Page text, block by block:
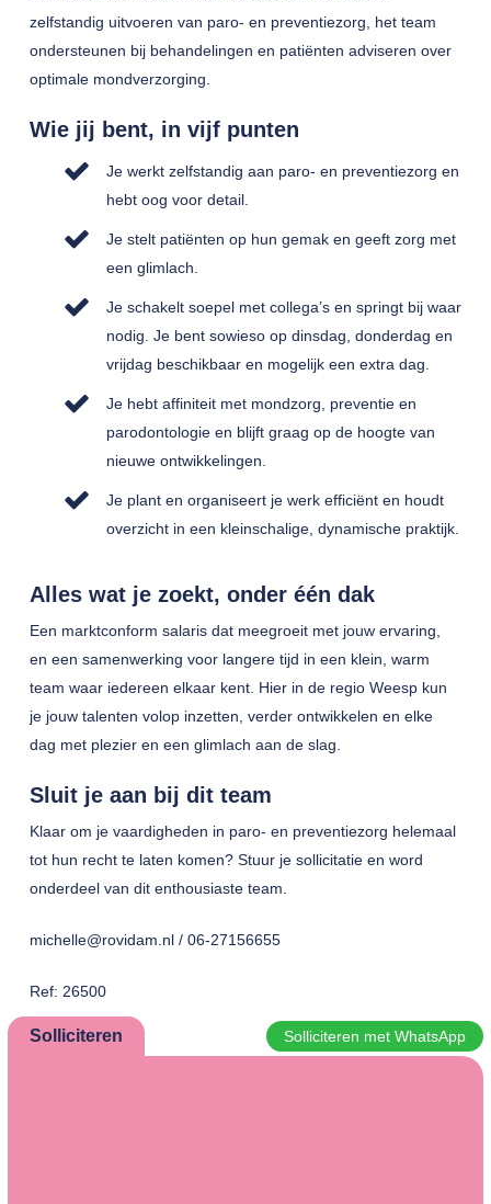
zelfstandig uitvoeren van paro- en preventiezorg, het team
ondersteunen bij behandelingen en patiënten adviseren over
optimale mondverzorging.
Wie jij bent, in vijf punten
Je werkt zelfstandig aan paro- en preventiezorg en
hebt oog voor detail.
Je stelt patiënten op hun gemak en geeft zorg met
een glimlach.
Je schakelt soepel met collega’s en springt bij waar
nodig. Je bent sowieso op dinsdag, donderdag en
vrijdag beschikbaar en mogelijk een extra dag.
Je hebt affiniteit met mondzorg, preventie en
parodontologie en blijft graag op de hoogte van
nieuwe ontwikkelingen.
Je plant en organiseert je werk efficiënt en houdt
overzicht in een kleinschalige, dynamische praktijk.
Alles wat je zoekt, onder één dak
Een marktconform salaris dat meegroeit met jouw ervaring,
en een samenwerking voor langere tijd in een klein, warm
team waar iedereen elkaar kent. Hier in de regio Weesp kun
je jouw talenten volop inzetten, verder ontwikkelen en elke
dag met plezier en een glimlach aan de slag.
Sluit je aan bij dit team
Klaar om je vaardigheden in paro- en preventiezorg helemaal
tot hun recht te laten komen? Stuur je sollicitatie en word
onderdeel van dit enthousiaste team.
michelle@rovidam.nl / 06-27156655
Ref: 26500
Solliciteren Solliciteren met WhatsApp